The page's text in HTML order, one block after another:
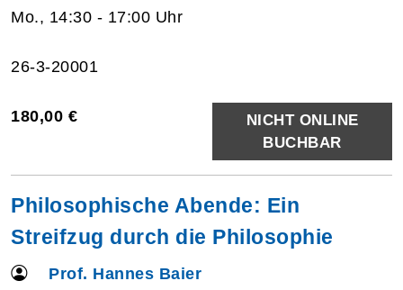
Mo., 14:30 - 17:00 Uhr
26-3-20001
180,00 €
NICHT ONLINE
BUCHBAR
Philosophische Abende: Ein
Streifzug durch die Philosophie
Prof. Hannes Baier